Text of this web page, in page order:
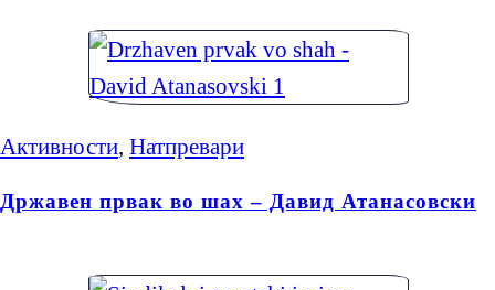
Активности, Натпревари
Државен првак во шах – Давид Атанасовски